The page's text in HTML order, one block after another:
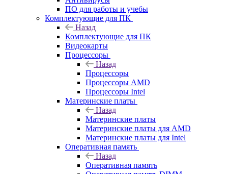
ПО для работы и учебы
Комплектующие для ПК
Назад
Комплектующие для ПК
Видеокарты
Процессоры
Назад
Процессоры
Процессоры AMD
Процессоры Intel
Материнские платы
Назад
Материнские платы
Материнские платы для AMD
Материнские платы для Intel
Оперативная память
Назад
Оперативная память